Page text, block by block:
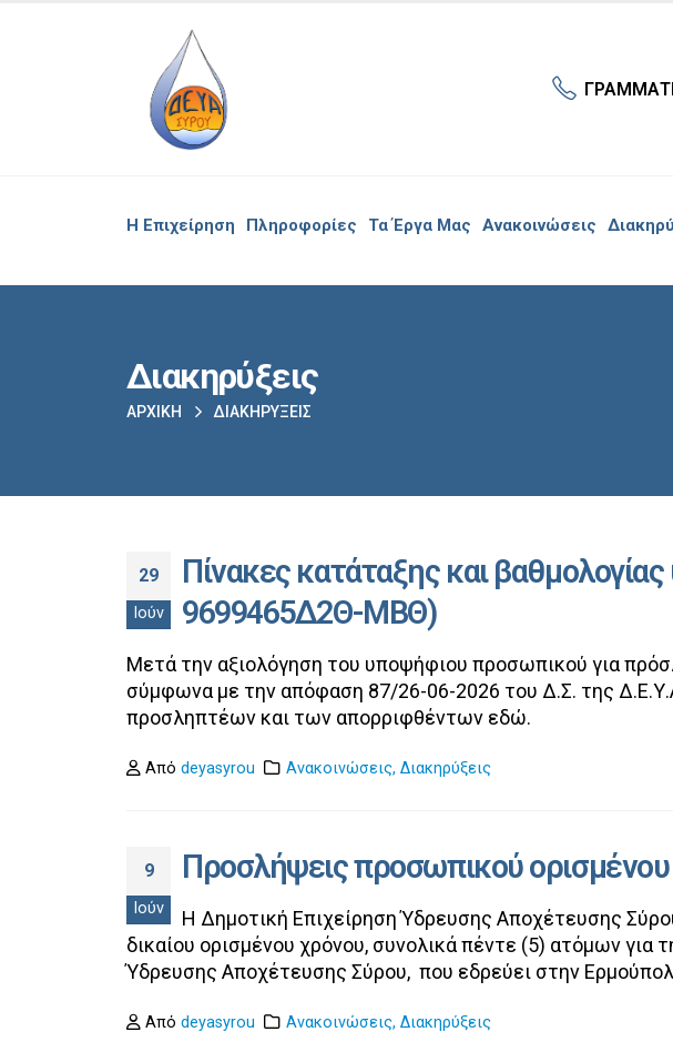
Η Επιχείρηση Πληροφορίες Τα Έργα Μας Ανακοινώσεις
Διακηρύξεις
ΑΡΧΙΚΉ ΔΙΑΚΗΡΎΞΕΙΣ
29
Ιούν
Πίνακες κατάταξης και
9699465Δ2Θ-ΜΒΘ)
Μετά την αξιολόγηση του υποψήφιου προσωπικού για
σύμφωνα με την απόφαση 87/26-06-2026 του Δ.Σ. της
προσληπτέων και των απορριφθέντων εδώ.
Από deyasyrou Ανακοινώσεις, Διακηρύξεις
9
Ιούν
Προσλήψεις προσωπικού
Η Δημοτική Επιχείρηση Ύδρευσης Αποχέτευσης
δικαίου ορισμένου χρόνου, συνολικά πέντε (5) ατόμων
Ύδρευσης Αποχέτευσης Σύρου, που εδρεύει στην
Από deyasyrou Ανακοινώσεις, Διακηρύξεις